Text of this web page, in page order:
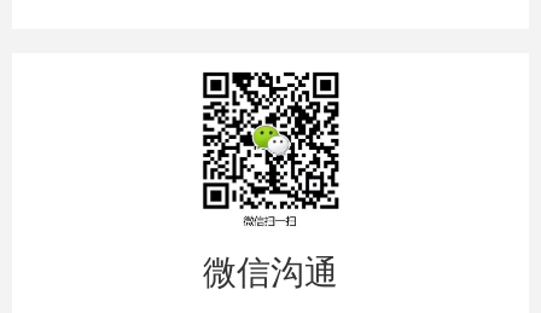
微信沟通